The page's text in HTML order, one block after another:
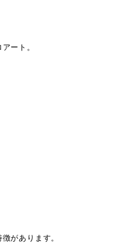
ート。
があります。